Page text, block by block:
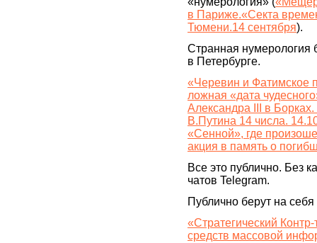
в Париже.«Секта
Тюмени.14 сентября).
Странная нумерология
в Петербурге.
«Черевин и Фатимское
ложная «дата
Александра III в
В.Путина 14 числа.
«Сенной», где
акция в память о
Все это публично. Без
чатов Telegram.
Публично берут на себя
«Стратегический
средств массовой